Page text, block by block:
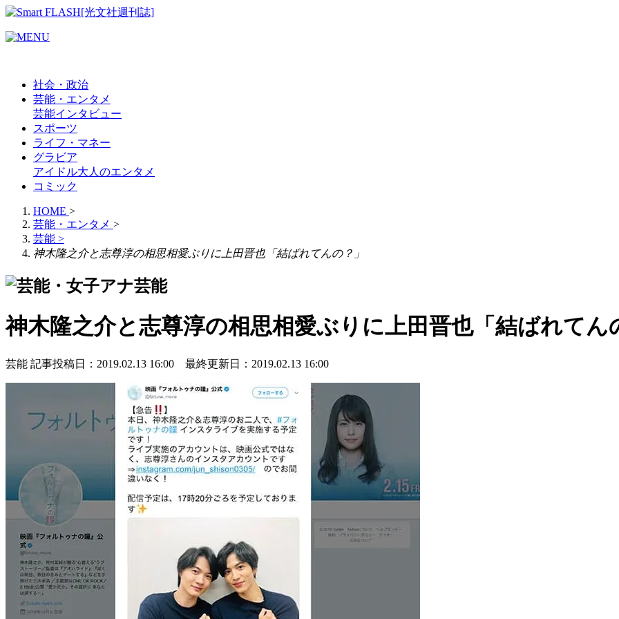
社会・政治
芸能・エンタメ
芸能インタビュー
スポーツ
ライフ・マネー
グラビア
アイドル大人のエンタメ
コミック
HOME >
芸能・エンタメ >
芸能 >
神木隆之介と志尊淳の相思相愛ぶりに上田晋也「結ばれてんの？」
芸能
神木隆之介と志尊淳の相思相愛ぶりに上田晋也「結ばれてん
芸能 記事投稿日：2019.02.13 16:00 最終更新日：2019.02.13 16:00